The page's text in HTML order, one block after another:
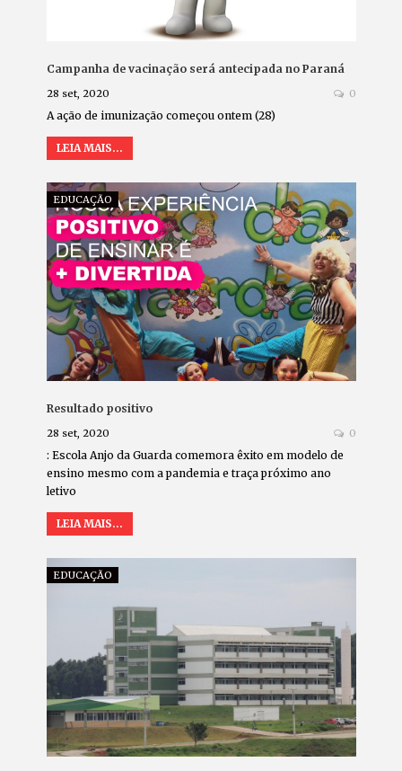
Campanha de vacinação será antecipada no Paraná
28 set, 2020 0
A ação de imunização começou ontem (28)
LEIA MAIS...
EDUCAÇÃO
Resultado positivo
28 set, 2020 0
: Escola Anjo da Guarda comemora êxito em modelo de
ensino mesmo com a pandemia e traça próximo ano
letivo
LEIA MAIS...
EDUCAÇÃO